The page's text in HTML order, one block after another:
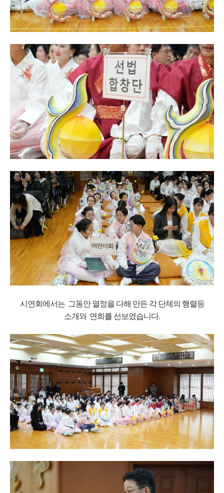
시연회에서는 그동안 열정을 다해 만든 각 단체의 행렬등
소개와 연희를 선보였습니다.